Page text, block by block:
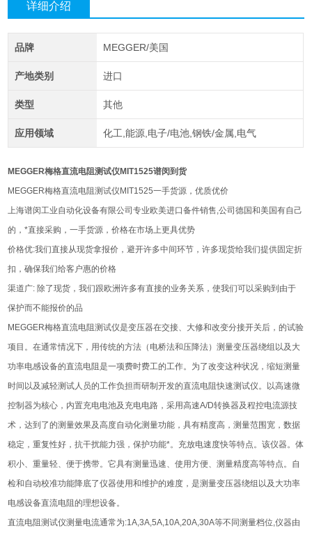
详细介绍
品牌 MEGGER/美国
产地类别 进口
类型 其他
应用领域 化工,能源,电子/电池,钢铁/金属,电气
MEGGER梅格直流电阻测试仪MIT1525谱闵到货
MEGGER梅格直流电阻测试仪MIT1525一手货源，优质优价
上海谱闵工业自动化设备有限公司专业欧美进口备件销售,公司德国和美国有自己
的，*直接采购，一手货源，价格在市场上更具优势
价格优:我们直接从现货拿报价，避开许多中间环节，许多现货给我们提供固定折
扣，确保我们给客户惠的价格
渠道广: 除了现货，我们跟欧洲许多有直接的业务关系，使我们可以采购到由于
保护而不能报价的品
MEGGER梅格直流电阻测试仪是变压器在交接、大修和改变分接开关后，的试验
项目。在通常情况下，用传统的方法（电桥法和压降法）测量变压器绕组以及大
功率电感设备的直流电阻是一项费时费工的工作。为了改变这种状况，缩短测量
时间以及减轻测试人员的工作负担而研制开发的直流电阻快速测试仪。以高速微
控制器为核心，内置充电电池及充电电路，采用高速A/D转换器及程控电流源技
术，达到了的测量效果及高度自动化测量功能，具有精度高，测量范围宽，数据
稳定，重复性好，抗干扰能力强，保护功能*。充放电速度快等特点。该仪器。体
积小、重量轻、便于携带。它具有测量迅速、使用方便、测量精度高等特点。自
检和自动校准功能降底了仪器使用和维护的难度，是测量变压器绕组以及大功率
电感设备直流电阻的理想设备。
直流电阻测试仪测量电流通常为:1A,3A,5A,10A,20A,30A等不同测量档位,仪器由